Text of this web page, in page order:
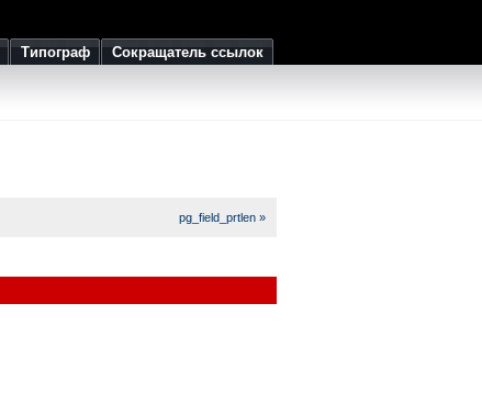
Типограф Сокращатель ссылок
pg_field_prtlen »